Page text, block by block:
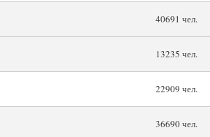
40691 чел.
13235 чел.
22909 чел.
36690 чел.